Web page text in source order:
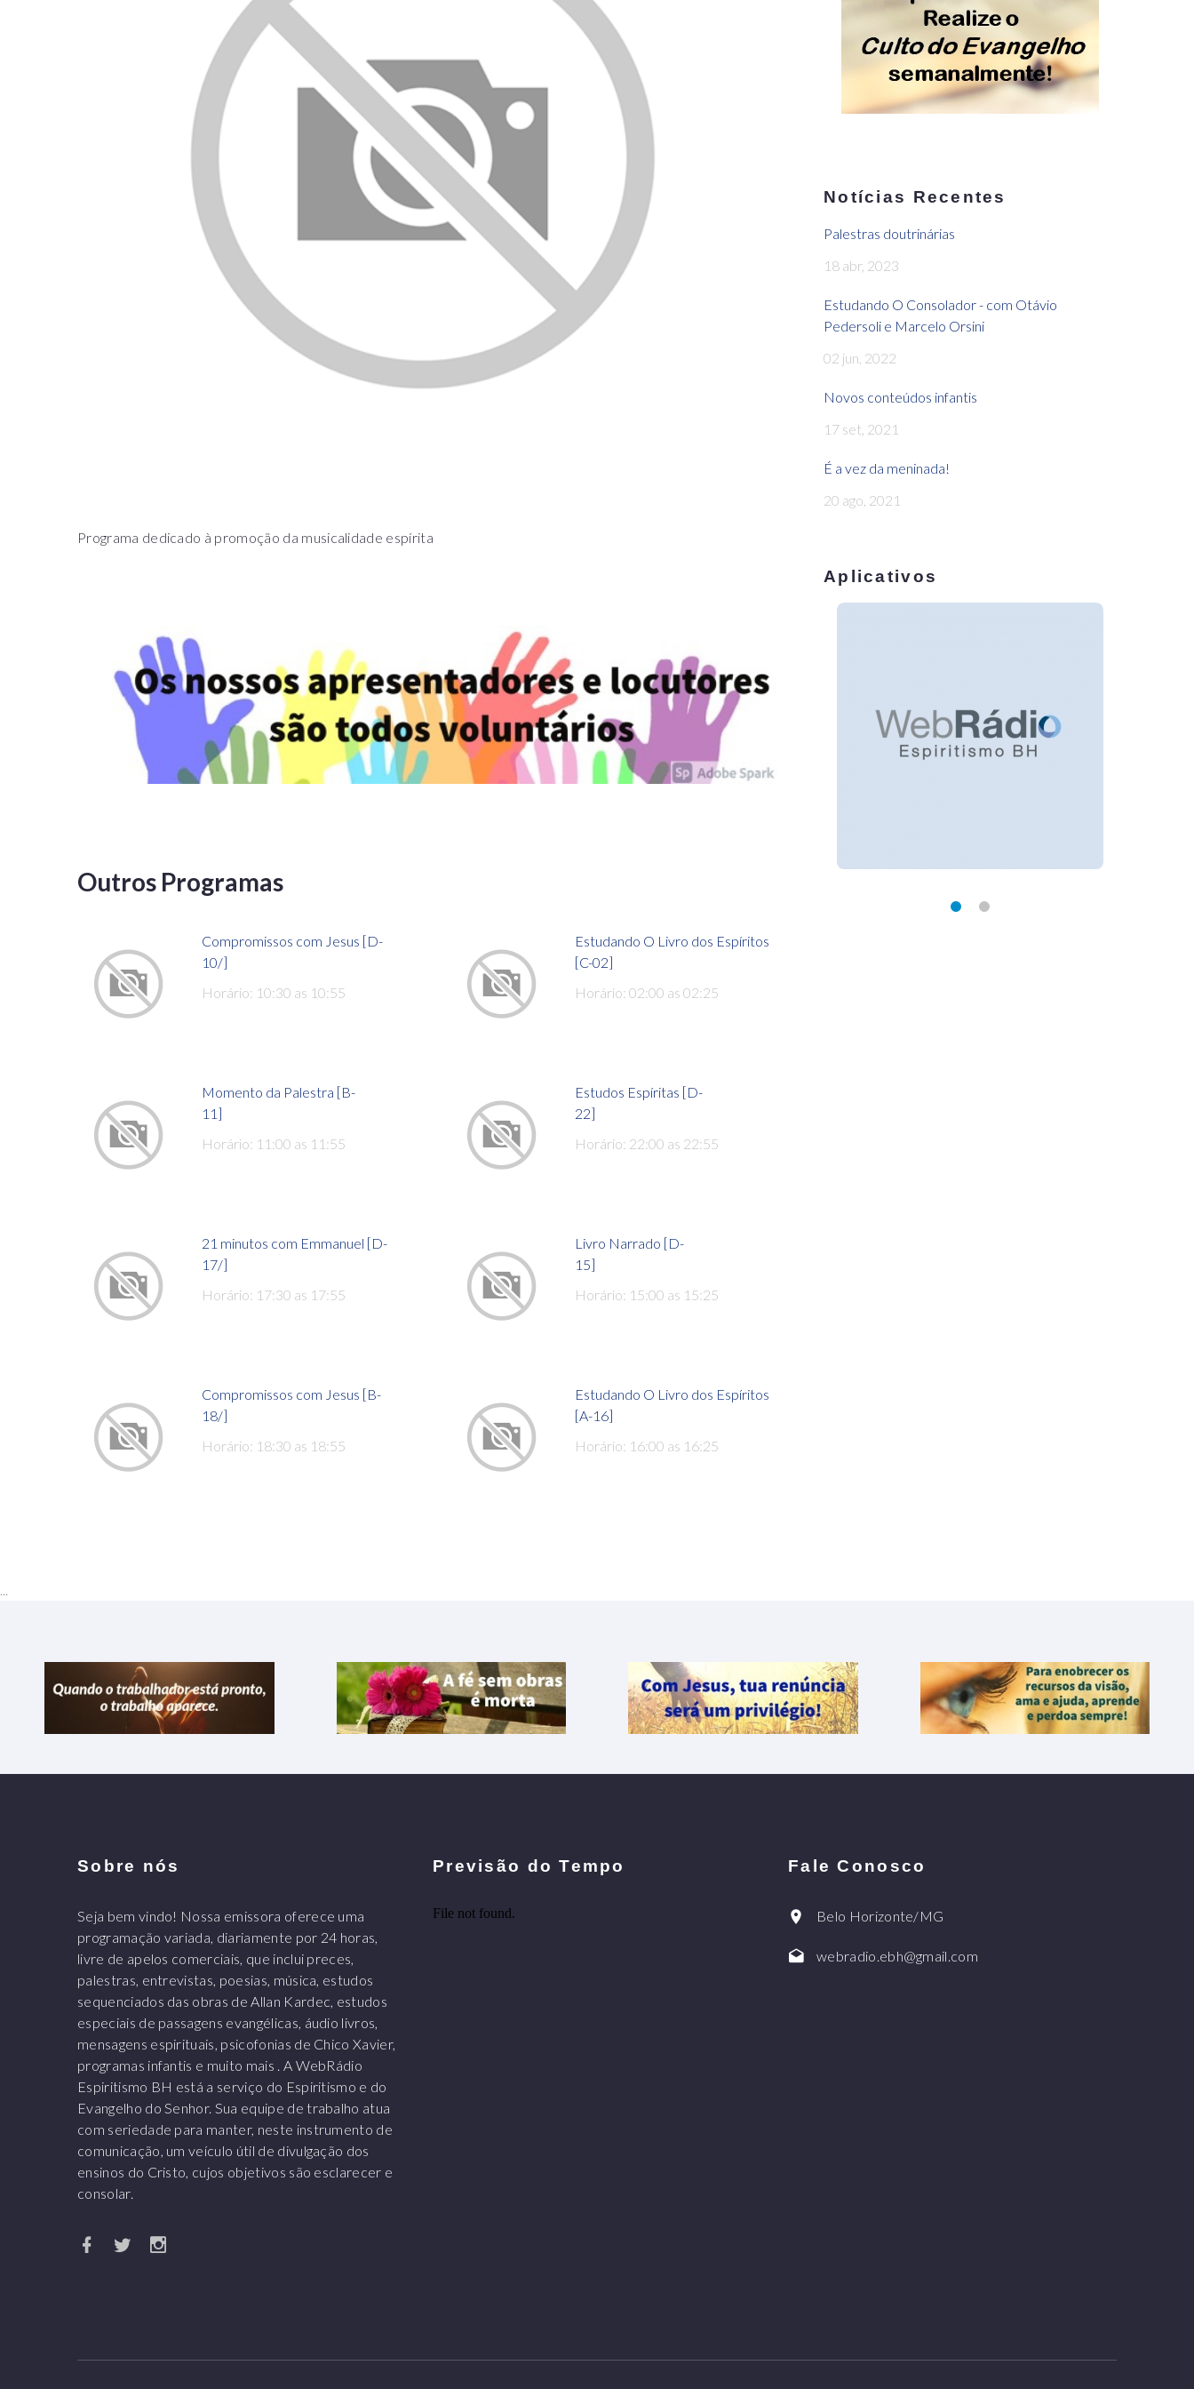
Programa dedicado à promoção da musicalidade espírita
Outros Programas
Compromissos com Jesus [D-
10/]
Horário: 10:30 as 10:55
Estudando O Livro dos Espíritos
[C-02]
Horário: 02:00 as 02:25
Momento da Palestra [B-
11]
Horário: 11:00 as 11:55
Estudos Espíritas [D-
22]
Horário: 22:00 as 22:55
21 minutos com Emmanuel [D-
17/]
Horário: 17:30 as 17:55
Livro Narrado [D-
15]
Horário: 15:00 as 15:25
Compromissos com Jesus [B-
18/]
Horário: 18:30 as 18:55
Estudando O Livro dos Espíritos
[A-16]
Horário: 16:00 as 16:25
Notícias Recentes
Palestras doutrinárias
18 abr, 2023
Estudando O Consolador - com Otávio
Pedersoli e Marcelo Orsini
02 jun, 2022
Novos conteúdos infantis
17 set, 2021
É a vez da meninada!
20 ago, 2021
Aplicativos
Sobre nós
Seja bem vindo! Nossa emissora oferece uma
programação variada, diariamente por 24 horas,
livre de apelos comerciais, que inclui preces,
palestras, entrevistas, poesias, música, estudos
sequenciados das obras de Allan Kardec, estudos
especiais de passagens evangélicas, áudio livros,
mensagens espirituais, psicofonias de Chico Xavier,
programas infantis e muito mais . A WebRádio
Espiritismo BH está a serviço do Espiritismo e do
Evangelho do Senhor. Sua equipe de trabalho atua
com seriedade para manter, neste instrumento de
comunicação, um veículo útil de divulgação dos
ensinos do Cristo, cujos objetivos são esclarecer e
consolar.
Previsão do Tempo Fale Conosco
Belo Horizonte/MG
webradio.ebh@gmail.com